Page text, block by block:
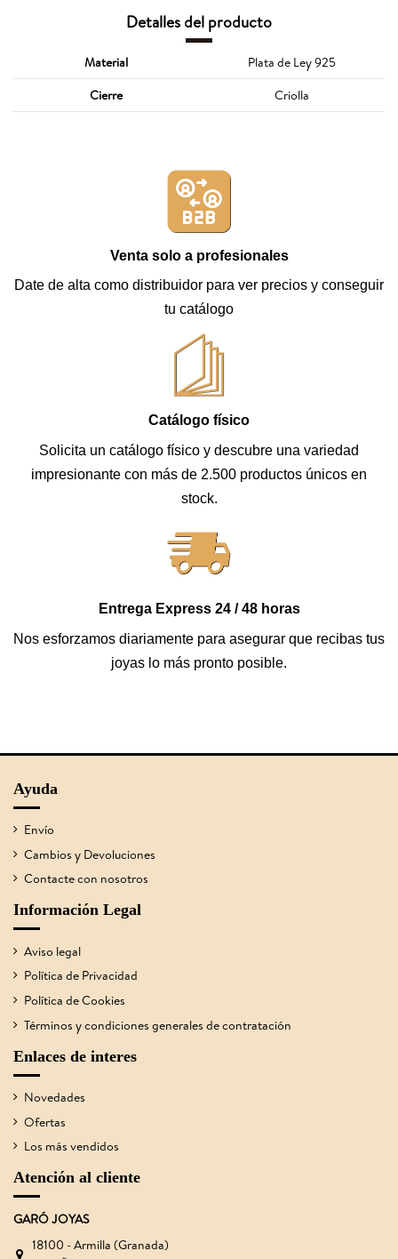
Detalles del producto
Material
Plata de Ley 925
Cierre
Criolla
Venta solo a profesionales
Date de alta como distribuidor para ver precios y conseguir
tu catálogo
Catálogo físico
Solicita un catálogo físico y descubre una variedad
impresionante con más de 2.500 productos únicos en
stock.
Entrega Express 24 / 48 horas
Nos esforzamos diariamente para asegurar que recibas tus
joyas lo más pronto posible.
Ayuda
Envío
Cambios y Devoluciones
Contacte con nosotros
Información Legal
Aviso legal
Política de Privacidad
Política de Cookies
Términos y condiciones generales de contratación
Enlaces de interes
Novedades
Ofertas
Los más vendidos
Atención al cliente
GARÓ JOYAS
18100 - Armilla (Granada)